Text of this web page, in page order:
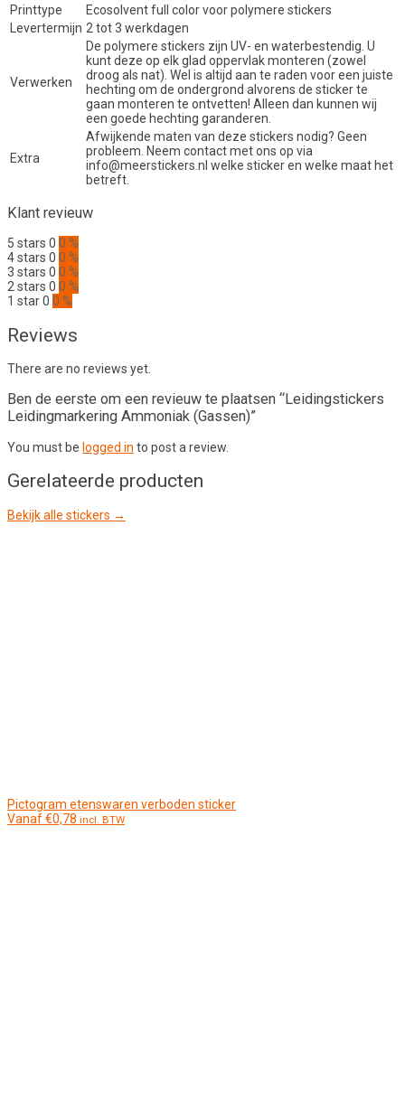
Printtype
Ecosolvent full color voor polymere stickers
Levertermijn 2 tot 3 werkdagen
Verwerken
De polymere stickers zijn UV- en waterbestendig. U
kunt deze op elk glad oppervlak monteren (zowel
droog als nat). Wel is altijd aan te raden voor een juiste
hechting om de ondergrond alvorens de sticker te
gaan monteren te ontvetten! Alleen dan kunnen wij
een goede hechting garanderen.
Extra
Afwijkende maten van deze stickers nodig? Geen
probleem. Neem contact met ons op via
info@meerstickers.nl welke sticker en welke maat het
betreft.
Klant revieuw
5 stars 0 0 %
4 stars 0 0 %
3 stars 0 0 %
2 stars 0 0 %
1 star0 0 %
Reviews
There are no reviews yet.
Ben de eerste om een revieuw te plaatsen “Leidingstickers
Leidingmarkering Ammoniak (Gassen)”
You must be logged in to post a review.
Gerelateerde producten
Bekijk alle stickers →
Pictogram etenswaren verboden sticker
Vanaf€0,78 incl. BTW